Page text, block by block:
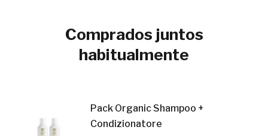
Comprados juntos
habitualmente
Pack Organic Shampoo +
Condizionatore